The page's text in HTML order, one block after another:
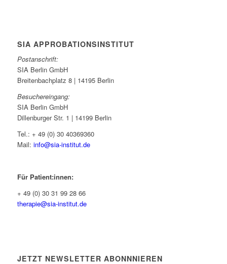
SIA APPROBATIONSINSTITUT
Postanschrift:
SIA Berlin GmbH
Breitenbachplatz 8 | 14195 Berlin
Besuchereingang:
SIA Berlin GmbH
Dillenburger Str. 1 | 14199 Berlin
Tel.: + 49 (0) 30 40369360
Mail: info@sia-institut.de
Für Patient:innen:
+ 49 (0) 30 31 99 28 66
therapie@sia-institut.de
JETZT NEWSLETTER ABONNNIEREN